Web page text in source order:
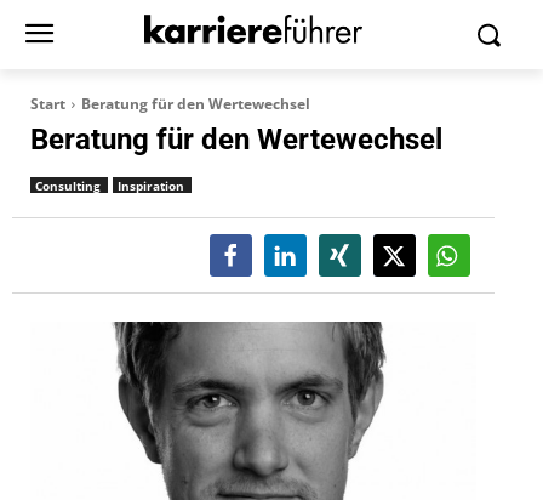
Start Beratung für den Wertewechsel
Beratung für den Wertewechsel
Consulting Inspiration